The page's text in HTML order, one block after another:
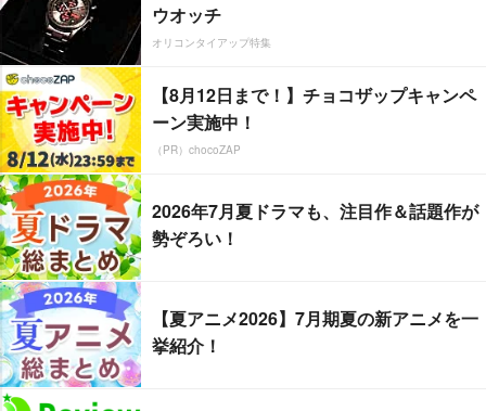
ウオッチ
オリコンタイアップ特集
【8月12日まで！】チョコザップキャンペ
ーン実施中！
（PR）chocoZAP
2026年7月夏ドラマも、注目作＆話題作が
勢ぞろい！
【夏アニメ2026】7月期夏の新アニメを一
挙紹介！